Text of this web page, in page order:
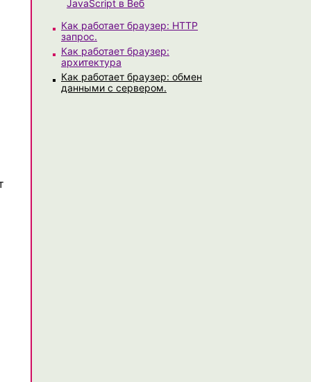
JavaScript в Веб
Как работает браузер: HTTP
запрос.
Как работает браузер:
архитектура
Как работает браузер: обмен
данными с сервером.